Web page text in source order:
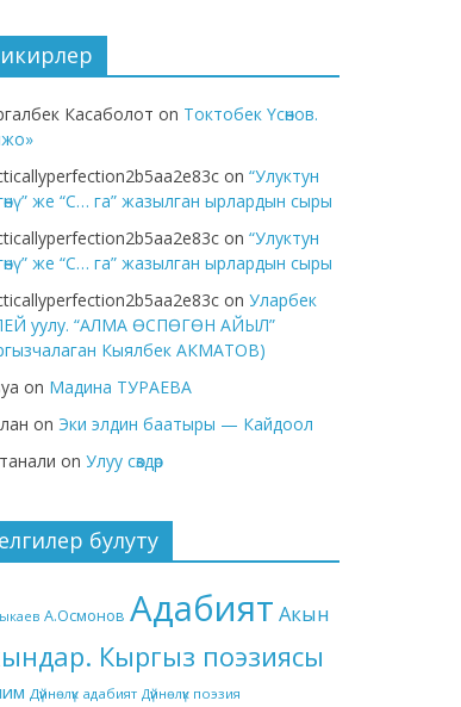
Касаболот on Токтобек Үсөнов.
on “Улуктун
же “С… га” жазылган ырлардын сыры
on “Улуктун
же “С… га” жазылган ырлардын сыры
on Уларбек
уулу. “АЛМА ӨСПӨГӨН АЙЫЛ”
Кыялбек АКМАТОВ)
on Мадина ТУРАЕВА
on Эки элдин баатыры — Кайдоол
on Улуу сөздөр
булуту
А.Осмонов Адабият Акын
Кыргыз поэзиясы
Дүйнөлүк адабият Дүйнөлүк поэзия